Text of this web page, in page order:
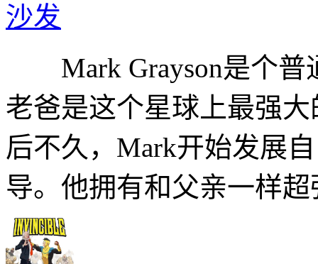
沙发
Mark Grayson是个普
老爸是这个星球上最强
后不久，Mark开始发展
导。他拥有和父亲一样